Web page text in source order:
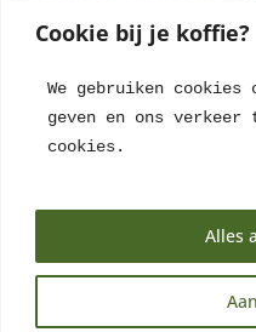
Cookie bij je koffie?
We gebruiken
geven en ons
cookies.
Alles